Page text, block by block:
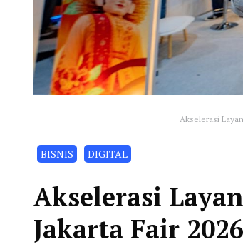
Akselerasi
BISNIS DIGITAL
Akselerasi
Jakarta Fair 2026